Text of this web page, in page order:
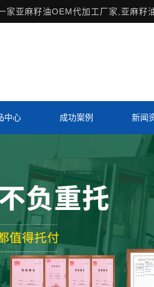
亚麻籽油OEM代加工厂家,亚麻籽
中心 成功案例 新闻